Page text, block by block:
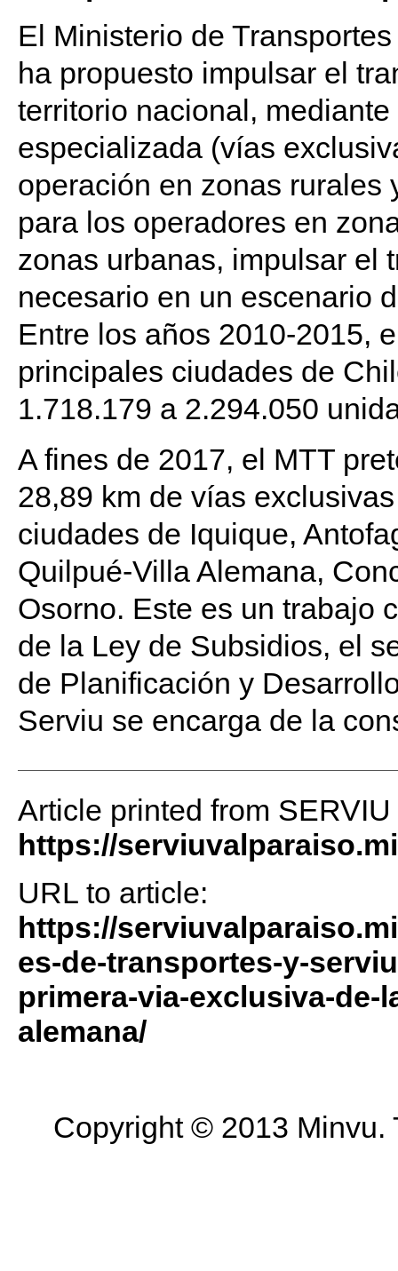
El Ministerio de
ha propuesto impulsar el
territorio nacional,
especializada (vías
operación en zonas rurales
para los operadores en
zonas urbanas, impulsar el
necesario en un escenario
Entre los años 2010-2015,
principales ciudades de
1.718.179 a 2.294.050
A fines de 2017, el MTT
28,89 km de vías
ciudades de Iquique,
Quilpué-Villa Alemana,
Osorno. Este es un trabajo
de la Ley de Subsidios, el
de Planificación y
Serviu se encarga de la
Article printed from
https://
URL to article:
https://
es-de-transportes-y-
primera-via-exclusiva-de-
alemana/
Copyright © 2013 Minvu.